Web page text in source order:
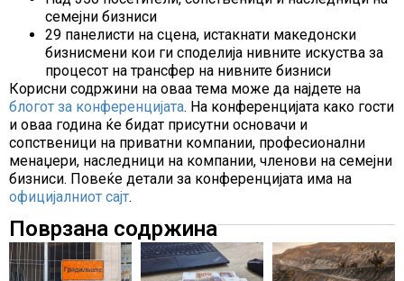
семејни бизниси
29 панелисти на сцена, истакнати македонски
бизнисмени кои ги споделија нивните искуства за
процесот на трансфер на нивните бизниси
Корисни содржини на оваа тема може да најдете на
блогот за конференцијата. На конференцијата како гости
и оваа година ќе бидат присутни основачи и
сопственици на приватни компании, професионални
менаџери, наследници на компании, членови на семејни
бизниси. Повеќе детали за конференцијата има на
официјалниот сајт.
Поврзана содржина